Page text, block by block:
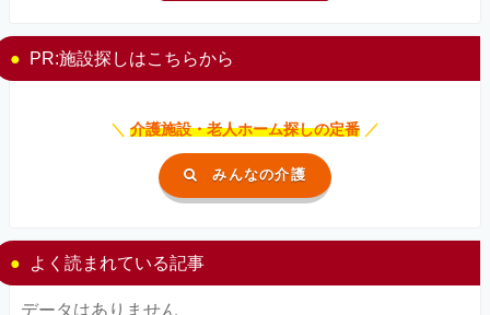
PR:施設探しはこちらから
＼ 介護施設・老人ホーム探しの定番 ／
みんなの介護
よく読まれている記事
データはありません